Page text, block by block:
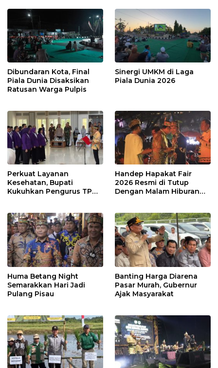
Dibundaran Kota, Final
Piala Dunia Disaksikan
Ratusan Warga Pulpis
Sinergi UMKM di Laga
Piala Dunia 2026
Perkuat Layanan
Kesehatan, Bupati
Kukuhkan Pengurus TP
Handep Hapakat Fair
2026 Resmi di Tutup
Dengan Malam Hiburan
Huma Betang Night
Semarakkan Hari Jadi
Pulang Pisau
Banting Harga Diarena
Pasar Murah, Gubernur
Ajak Masyarakat